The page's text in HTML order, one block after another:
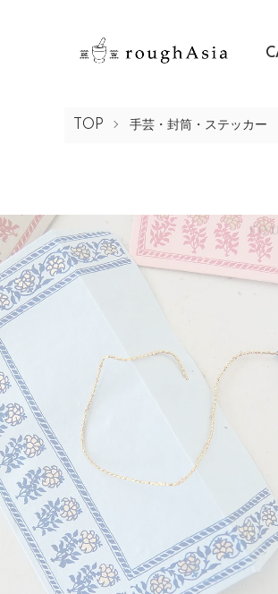
TOP 手芸・封筒・ステッカー